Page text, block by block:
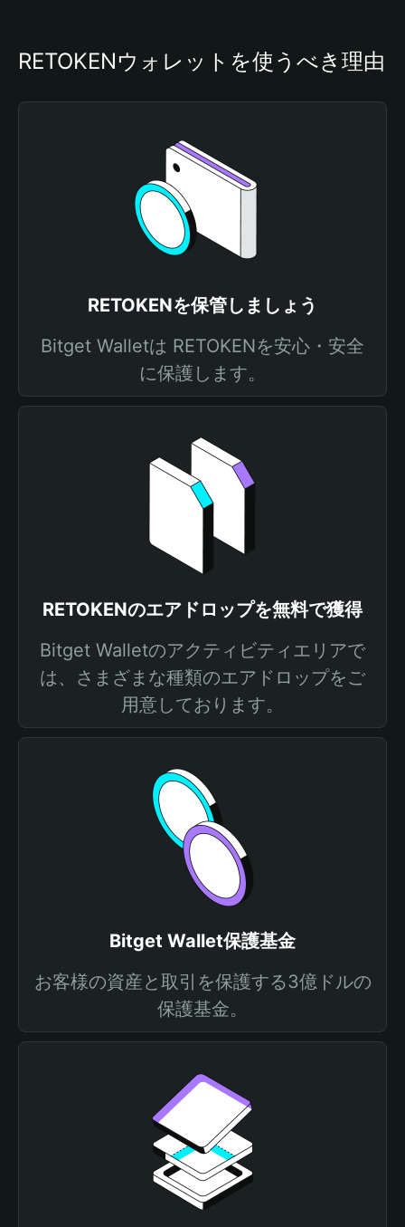
RETOKENウォレットを使うべき理由
RETOKENを保管しましょう
Bitget Walletは RETOKENを安心・安全
に保護します。
RETOKENのエアドロップを無料で獲得
Bitget Walletのアクティビティエリアで
は、さまざまな種類のエアドロップをご
用意しております。
Bitget Wallet保護基金
お客様の資産と取引を保護する3億ドルの
保護基金。